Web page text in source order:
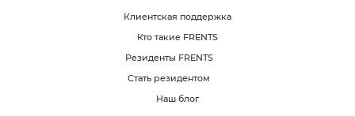
Клиентская поддержка
Кто такие FRENTS
Резиденты FRENTS
Стать резидентом
Наш блог